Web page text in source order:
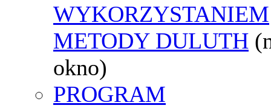
WYKORZYSTANIEM
METODY DULUTH
okno)
PROGRAM